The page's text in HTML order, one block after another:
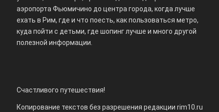
аэропорта Фьюмичино до центра города, когда лучше
ехать в Рим, где и что поесть, как пользоваться метро,
куда пойти с детьми, где шопинг лучше и много другой
полезной информации.
Счастливого путешествия!
Копирование текстов без разрешения редакции rim10.ru